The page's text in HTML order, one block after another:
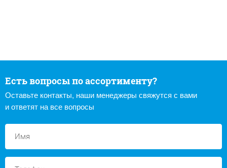
Есть вопросы по ассортименту?
Оставьте контакты, наши менеджеры свяжутся с вами
и ответят на все вопросы